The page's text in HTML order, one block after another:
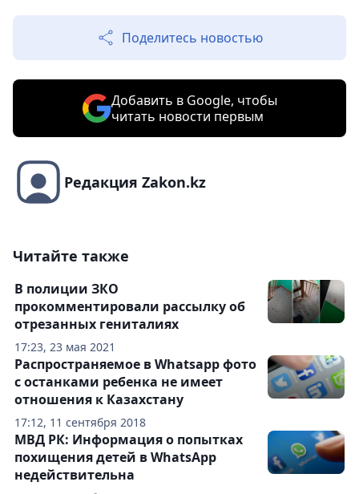
Поделитесь новостью
Добавить в Google, чтобы
читать новости первым
Редакция Zakon.kz
Читайте также
17:23, 23 мая 2021
В полиции ЗКО
прокомментировали рассылку об
отрезанных гениталиях
17:12, 11 сентября 2018
Распространяемое в Whatsapp фото
с останками ребенка не имеет
отношения к Казахстану
МВД РК: Информация о попытках
похищения детей в WhatsApp
недействительна